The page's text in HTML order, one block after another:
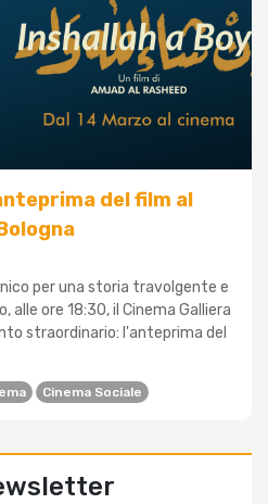
del film al
per una storia travolgente e
alle ore 18:30, il Cinema Galliera
straordinario: l'anteprima del
Cinema Sociale